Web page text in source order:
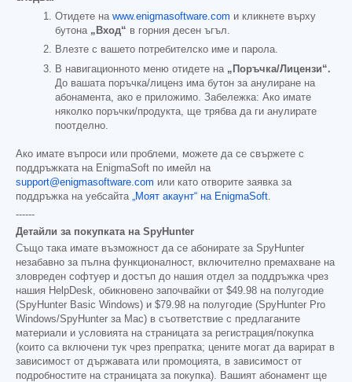
Отидете на www.enigmasoftware.com и кликнете върху
бутона „Вход“ в горния десен ъгъл.
Влезте с вашето потребителско име и парола.
В навигационното меню отидете на „Поръчка/Лицензи“.
До вашата поръчка/лиценз има бутон за анулиране на
абонамента, ако е приложимо. Забележка: Ако имате
няколко поръчки/продукта, ще трябва да ги анулирате
поотделно.
Ако имате въпроси или проблеми, можете да се свържете с
поддръжката на EnigmaSoft по имейл на
support@enigmasoftware.com или като отворите заявка за
поддръжка на уебсайта
„Моят акаунт“ на EnigmaSoft
------
Детайли за покупката на SpyHunter
Също така имате възможност да се абонирате за SpyHunter
незабавно за пълна функционалност, включително премахване на
зловреден софтуер и достъп до нашия отдел за поддръжка чрез
нашия HelpDesk, обикновено започвайки от $49.98 на полугодие
(SpyHunter Basic Windows) и $79.98 на полугодие (SpyHunter Pro
Windows/SpyHunter за Mac) в съответствие с предлаганите
материали и условията на страницата за регистрация/покупка
(които са включени тук чрез препратка; цените могат да варират в
зависимост от държавата или промоцията, в зависимост от
подробностите на страницата за покупка). Вашият абонамент ще